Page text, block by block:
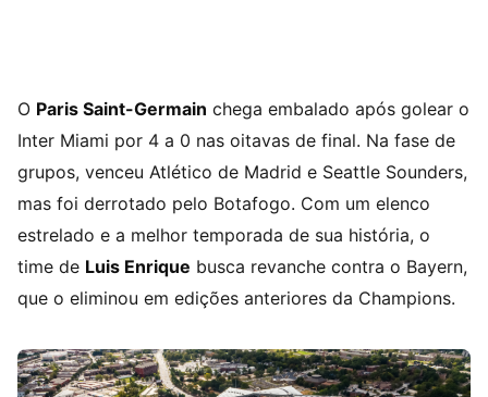
O Paris Saint-Germain chega embalado após golear o
Inter Miami por 4 a 0 nas oitavas de final. Na fase de
grupos, venceu Atlético de Madrid e Seattle Sounders,
mas foi derrotado pelo Botafogo. Com um elenco
estrelado e a melhor temporada de sua história, o
time de Luis Enrique busca revanche contra o Bayern,
que o eliminou em edições anteriores da Champions.